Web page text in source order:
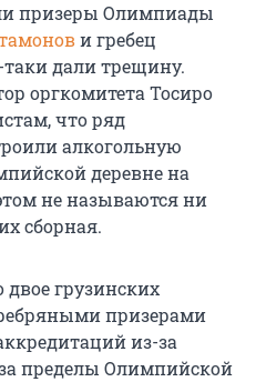
призеры Олимпиады
и гребец
таки дали трещину.
оргкомитета Тосиро
что ряд
алкогольную
деревне на
не называются ни
сборная.
грузинских
призерами
из-за
пределы Олимпийской